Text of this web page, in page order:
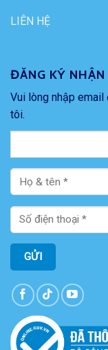
LIÊN HỆ
ĐĂNG KÝ NHẬN
Vui lòng nhập email
tôi.